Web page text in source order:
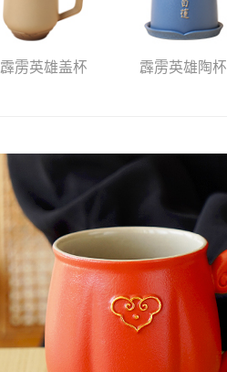
霹雳英雄盖杯 霹雳英雄陶杯